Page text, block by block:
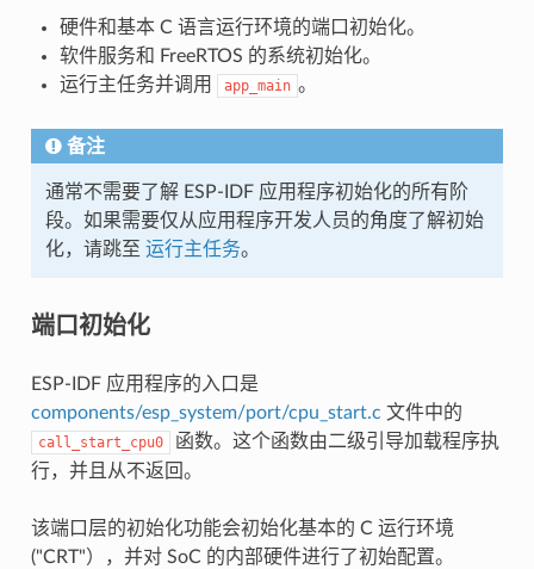
硬件和基本 C 语言运行环境的端口初始化。
软件服务和 FreeRTOS 的系统初始化。
运行主任务并调用
app_main 。
备注
通常不需要了解 ESP-IDF 应用程序初始化的所有阶
段。如果需要仅从应用程序开发人员的角度了解初始
化，请跳至 运行主任务。
端口初始化
ESP-IDF 应用程序的入口是
components/esp_system/port/cpu_start.c 文件中的
call_start_cpu0
函数。这个函数由二级引导加载程序执
行，并且从不返回。
该端口层的初始化功能会初始化基本的 C 运行环境
("CRT"），并对 SoC 的内部硬件进行了初始配置。